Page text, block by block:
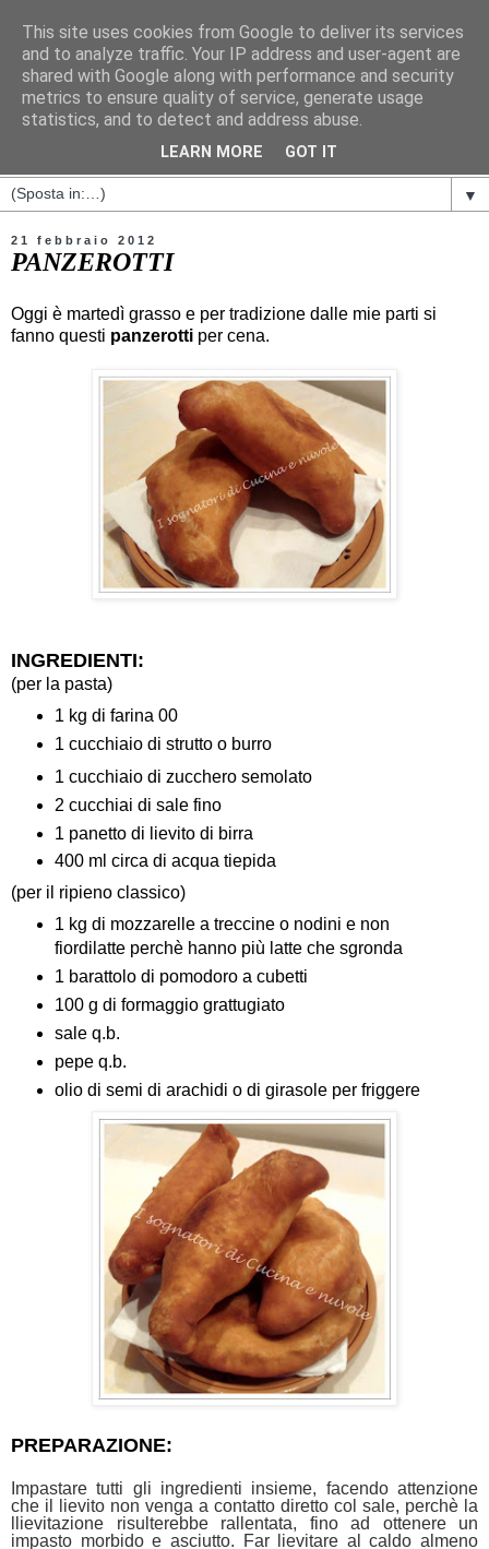
▼
21 febbraio 2012
PANZEROTTI
Oggi è martedì grasso e per tradizione dalle mie parti si
fanno questi panzerotti per cena.
INGREDIENTI:
(per la pasta)
1 kg di farina 00
1 cucchiaio di strutto o burro
1 cucchiaio di zucchero semolato
2 cucchiai di sale fino
1 panetto di lievito di birra
400 ml circa di acqua tiepida
(per il ripieno classico)
1 kg di mozzarelle a treccine o nodini e non
fiordilatte perchè hanno più latte che sgronda
1 barattolo di pomodoro a cubetti
100 g di formaggio grattugiato
sale q.b.
pepe q.b.
olio di semi di arachidi o di girasole per friggere
PREPARAZIONE:
Impastare tutti gli ingredienti insieme, facendo attenzione
che il lievito non venga a contatto diretto col sale, perchè la
llievitazione risulterebbe rallentata, fino ad ottenere un
impasto morbido e asciutto. Far lievitare al caldo almeno
This site uses cookies from Google to deliver its services
and to analyze traffic. Your IP address and user-agent are
shared with Google along with performance and security
metrics to ensure quality of service, generate usage
statistics, and to detect and address abuse.
LEARN MORE GOT IT